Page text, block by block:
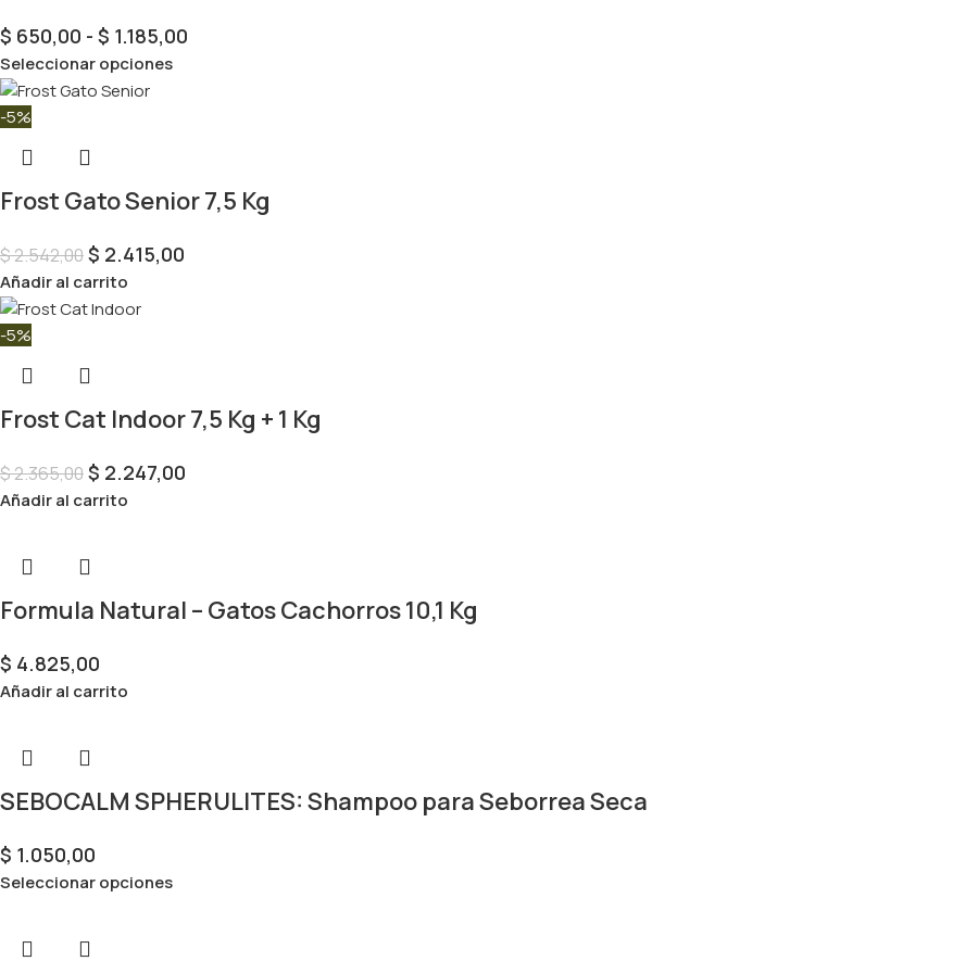
$ 650,00 - $ 1.185,00
Seleccionar opciones
-5%
Frost Gato Senior 7,5 Kg
$2.542,00$ 2.415,00
Añadir al carrito
-5%
Frost Cat Indoor 7,5 Kg + 1 Kg
$2.365,00$ 2.247,00
Añadir al carrito
Formula Natural – Gatos Cachorros 10,1 Kg
$ 4.825,00
Añadir al carrito
SEBOCALM SPHERULITES: Shampoo para Seborrea Seca
$ 1.050,00
Seleccionar opciones